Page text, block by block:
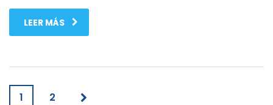
LEER MÁS
1 2